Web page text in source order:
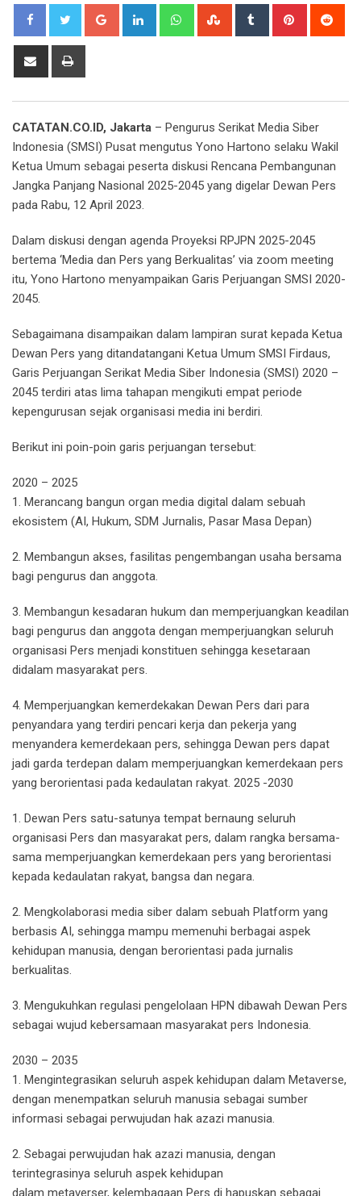
Google+ LinkedIn WhatsappStumbleUpon
Tumblr Pinterest
Share
CATATAN.CO.ID, Jakarta – Pengurus Serikat Media Siber
Indonesia (SMSI) Pusat mengutus Yono Hartono selaku Wakil
Ketua Umum sebagai peserta diskusi Rencana Pembangunan
Jangka Panjang Nasional 2025-2045 yang digelar Dewan Pers
pada Rabu, 12 April 2023.
Dalam diskusi dengan agenda Proyeksi RPJPN 2025-2045
bertema ‘Media dan Pers yang Berkualitas’ via zoom meeting
itu, Yono Hartono menyampaikan Garis Perjuangan SMSI 2020-
2045.
Sebagaimana disampaikan dalam lampiran surat kepada Ketua
Dewan Pers yang ditandatangani Ketua Umum SMSI Firdaus,
Garis Perjuangan Serikat Media Siber Indonesia (SMSI) 2020 –
2045 terdiri atas lima tahapan mengikuti empat periode
kepengurusan sejak organisasi media ini berdiri.
Berikut ini poin-poin garis perjuangan tersebut:
2020 – 2025
1. Merancang bangun organ media digital dalam sebuah
ekosistem (AI, Hukum, SDM Jurnalis, Pasar Masa Depan)
2. Membangun akses, fasilitas pengembangan usaha bersama
bagi pengurus dan anggota.
3. Membangun kesadaran hukum dan memperjuangkan keadilan
bagi pengurus dan anggota dengan memperjuangkan seluruh
organisasi Pers menjadi konstituen sehingga kesetaraan
didalam masyarakat pers.
4. Memperjuangkan kemerdekakan Dewan Pers dari para
penyandara yang terdiri pencari kerja dan pekerja yang
menyandera kemerdekaan pers, sehingga Dewan pers dapat
jadi garda terdepan dalam memperjuangkan kemerdekaan pers
yang berorientasi pada kedaulatan rakyat. 2025 -2030
1. Dewan Pers satu-satunya tempat bernaung seluruh
organisasi Pers dan masyarakat pers, dalam rangka bersama-
sama memperjuangkan kemerdekaan pers yang berorientasi
kepada kedaulatan rakyat, bangsa dan negara.
2. Mengkolaborasi media siber dalam sebuah Platform yang
berbasis AI, sehingga mampu memenuhi berbagai aspek
kehidupan manusia, dengan berorientasi pada jurnalis
berkualitas.
3. Mengukuhkan regulasi pengelolaan HPN dibawah Dewan Pers
sebagai wujud kebersamaan masyarakat pers Indonesia.
2030 – 2035
1. Mengintegrasikan seluruh aspek kehidupan dalam Metaverse,
dengan menempatkan seluruh manusia sebagai sumber
informasi sebagai perwujudan hak azazi manusia.
2. Sebagai perwujudan hak azazi manusia, dengan
terintegrasinya seluruh aspek kehidupan
dalam metaverser, kelembagaan Pers di hapuskan sebagai